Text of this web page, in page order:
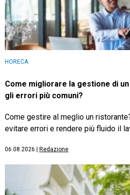
HORECA
Come migliorare la gestione di
gli errori più comuni?
Come gestire al meglio un
evitare errori e rendere più fluido il
06.08.2026 Redazione